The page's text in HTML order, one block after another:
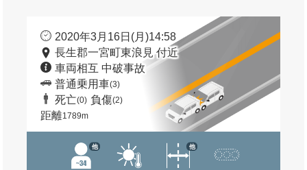
2020年3月16日(月)14:58
長生郡一宮町東浪見 付近
車両相互 中破事故
普通乗用車(3)
死亡(0) 負傷(2)
距離1789m
他 他